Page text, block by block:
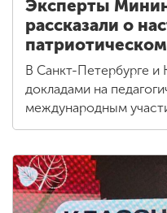
Эксперты
рассказали о
В Санкт-Петербурге и
докладами на
международным